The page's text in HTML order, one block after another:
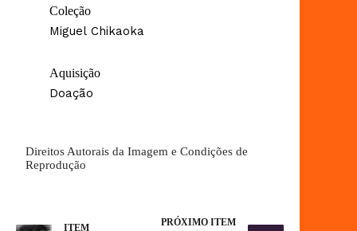
Coleção
Miguel Chikaoka
Aquisição
Doação
Direitos Autorais da Imagem e Condições de
Reprodução
ITEM
PRÓXIMO ITEM